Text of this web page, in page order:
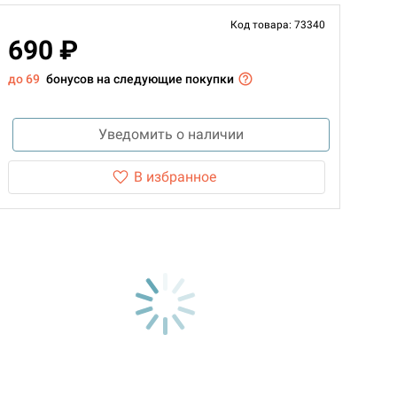
Код товара: 73340
690 ₽
до 69 бонусов на следующие покупки
Уведомить о наличии
В избранное